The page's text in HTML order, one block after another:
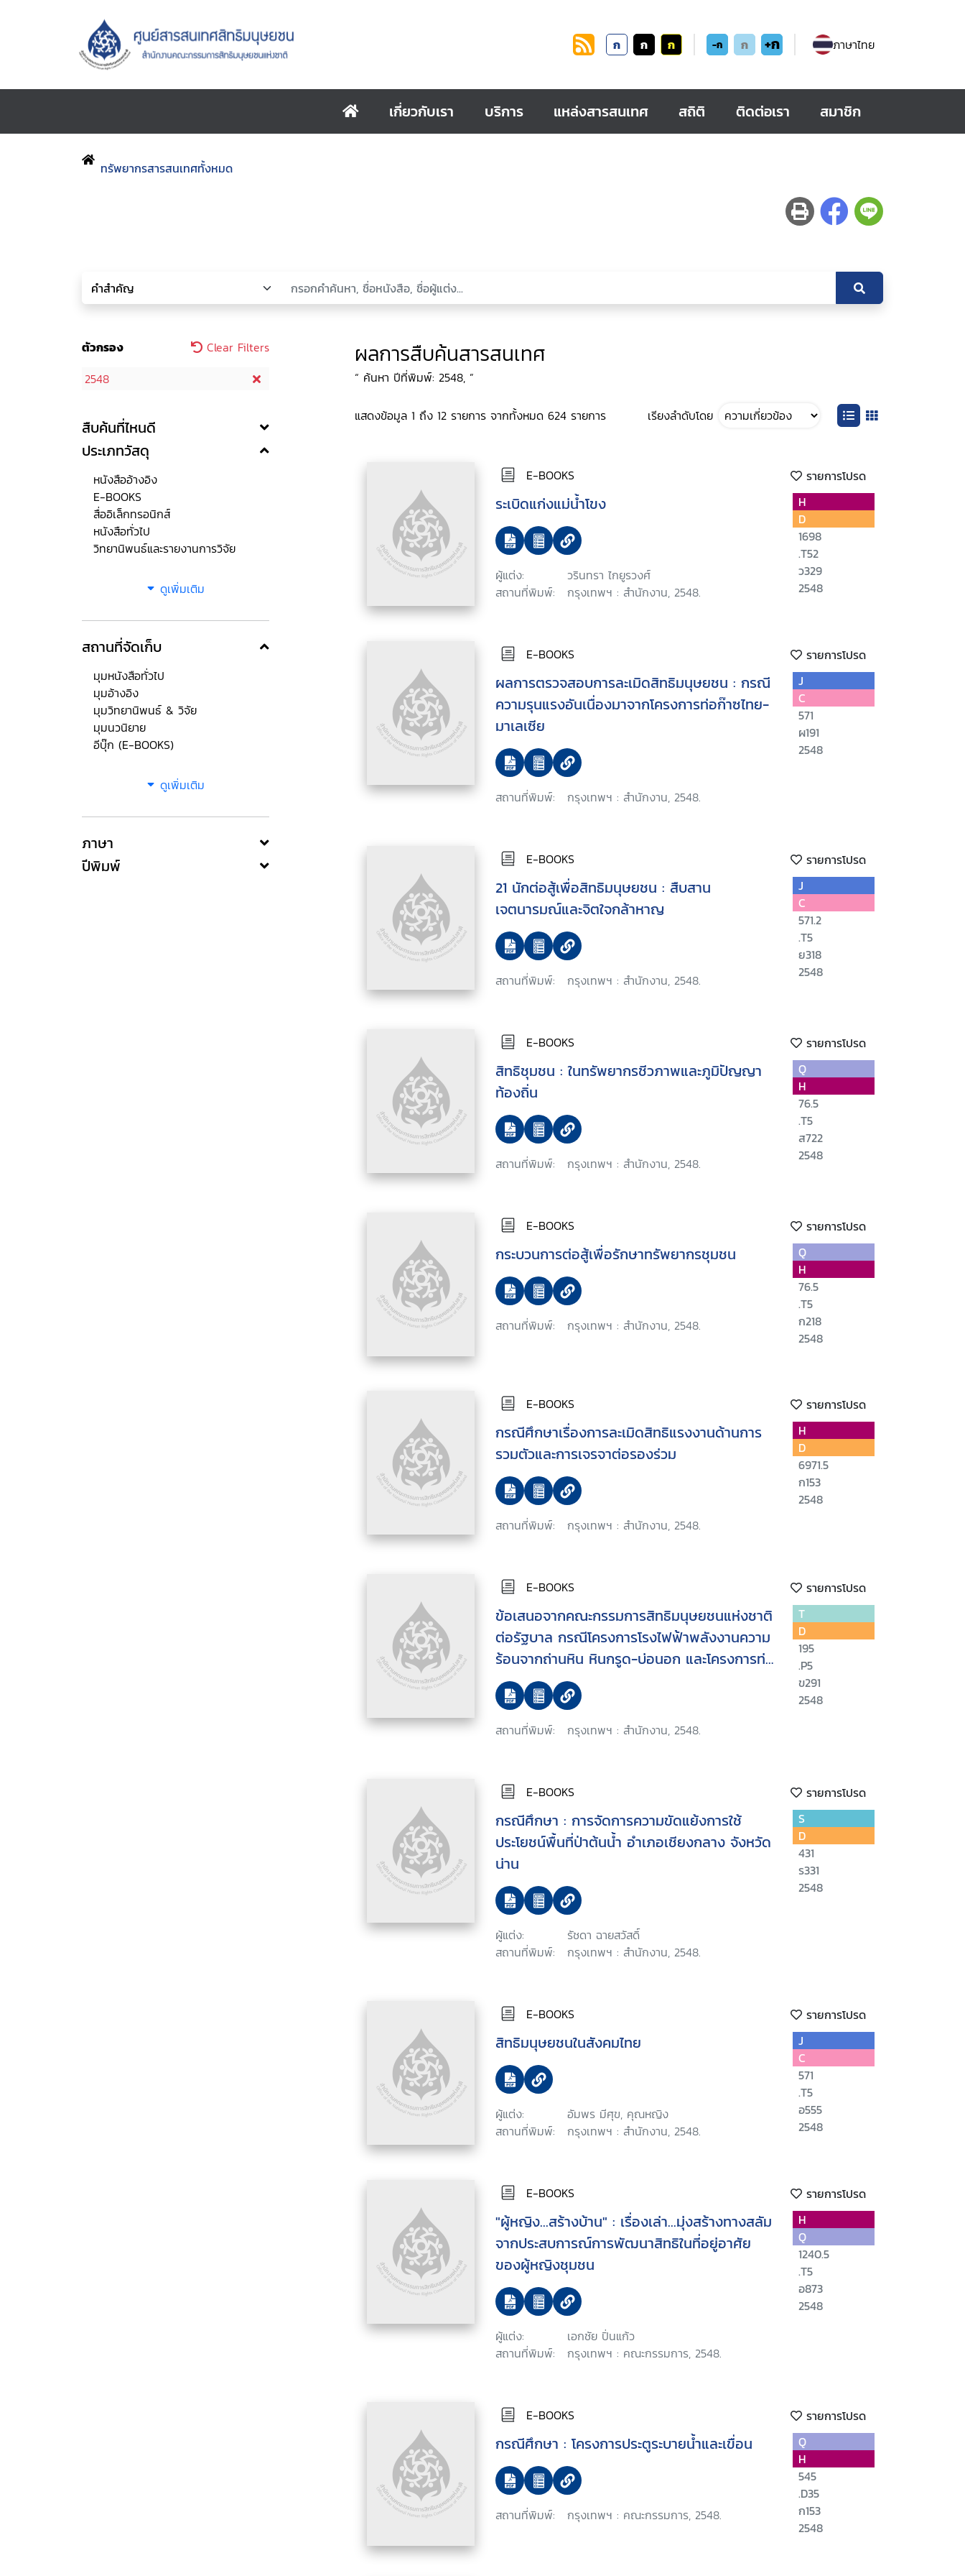
ก ก ก -ก ก +ก ภาษาไทย
เกี่ยวกับเรา บริการ แหล่งสารสนเทศ สถิติ ติดต่อเรา สมาชิก
ทรัพยากรสารสนเทศทั้งหมด
ตัวกรอง
Clear Filters
2548
สืบค้นที่ไหนดี
ประเภทวัสดุ
หนังสืออ้างอิง
E-BOOKS
สื่ออิเล็กทรอนิกส์
หนังสือทั่วไป
วิทยานิพนธ์และรายงานการวิจัย
ดูเพิ่มเติม
สถานที่จัดเก็บ
มุมหนังสือทั่วไป
มุมอ้างอิง
มุมวิทยานิพนธ์ & วิจัย
มุมนวนิยาย
อีบุ๊ก (E-BOOKS)
ดูเพิ่มเติม
ภาษา
ปีพิมพ์
ผลการสืบค้นสารสนเทศ
“ ค้นหา ปีที่พิมพ์: 2548, ”
แสดงข้อมูล 1 ถึง 12 รายการ จากทั้งหมด 624 รายการ เรียงลำดับโดย
E-BOOKS รายการโปรด
ระเบิดแก่งแม่น้ำโขง
ผู้แต่ง:
วรินทรา ไกยูรวงศ์
สถานที่พิมพ์:
กรุงเทพฯ : สำนักงาน, 2548.
H
D
1698
.T52
ว329
2548
E-BOOKS รายการโปรด
ผลการตรวจสอบการละเมิดสิทธิมนุษยชน : กรณี
ความรุนแรงอันเนื่องมาจากโครงการท่อก๊าซไทย-
มาเลเซีย
สถานที่พิมพ์: กรุงเทพฯ : สำนักงาน, 2548.
J
C
571
ผ191
2548
E-BOOKS รายการโปรด
21 นักต่อสู้เพื่อสิทธิมนุษยชน : สืบสาน
เจตนารมณ์และจิตใจกล้าหาญ
สถานที่พิมพ์: กรุงเทพฯ : สำนักงาน, 2548.
J
C
571.2
.T5
ย318
2548
E-BOOKS รายการโปรด
สิทธิชุมชน : ในทรัพยากรชีวภาพและภูมิปัญญา
ท้องถิ่น
สถานที่พิมพ์: กรุงเทพฯ : สำนักงาน, 2548.
Q
H
76.5
.T5
ส722
2548
E-BOOKS รายการโปรด
กระบวนการต่อสู้เพื่อรักษาทรัพยากรชุมชน
สถานที่พิมพ์: กรุงเทพฯ : สำนักงาน, 2548.
Q
H
76.5
.T5
ก218
2548
E-BOOKS รายการโปรด
กรณีศึกษาเรื่องการละเมิดสิทธิแรงงานด้านการ
รวมตัวและการเจรจาต่อรองร่วม
สถานที่พิมพ์: กรุงเทพฯ : สำนักงาน, 2548.
H
D
6971.5
ก153
2548
E-BOOKS รายการโปรด
ข้อเสนอจากคณะกรรมการสิทธิมนุษยชนแห่งชาติ
ต่อรัฐบาล กรณีโครงการโรงไฟฟ้าพลังงานความ
ร้อนจากถ่านหิน หินกรูด-บ่อนอก และโครงการท่อ
ส่งก๊าซและโรงแยกก๊าซธรรมชาติ ไทย-มาเลเซีย
สถานที่พิมพ์: กรุงเทพฯ : สำนักงาน, 2548.
T
D
195
.P5
ข291
2548
E-BOOKS รายการโปรด
กรณีศึกษา : การจัดการความขัดแย้งการใช้
ประโยชน์พื้นที่ป่าต้นน้ำ อำเภอเชียงกลาง จังหวัด
น่าน
ผู้แต่ง:
รัชดา ฉายสวัสดิ์
สถานที่พิมพ์:
กรุงเทพฯ : สำนักงาน, 2548.
S
D
431
ร331
2548
E-BOOKS รายการโปรด
สิทธิมนุษยชนในสังคมไทย
ผู้แต่ง:
อัมพร มีศุข, คุณหญิง
สถานที่พิมพ์:
กรุงเทพฯ : สำนักงาน, 2548.
J
C
571
.T5
อ555
2548
E-BOOKS รายการโปรด
"ผู้หญิง...สร้างบ้าน" : เรื่องเล่า...มุ่งสร้างทางสลัม
จากประสบการณ์การพัฒนาสิทธิในที่อยู่อาศัย
ของผู้หญิงชุมชน
ผู้แต่ง:
เอกชัย ปิ่นแก้ว
สถานที่พิมพ์:
กรุงเทพฯ : คณะกรรมการ, 2548.
H
Q
1240.5
.T5
อ873
2548
E-BOOKS รายการโปรด
กรณีศึกษา : โครงการประตูระบายน้ำและเขื่อน
สถานที่พิมพ์: กรุงเทพฯ : คณะกรรมการ, 2548.
Q
H
545
.D35
ก153
2548